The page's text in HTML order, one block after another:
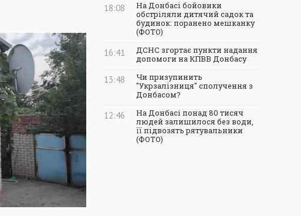
18:08
На Донбасі бойовики
обстріляли дитячий садок та
будинок: поранено мешканку
(ФОТО)
16:41
ДСНС згортає пункти надання
допомоги на КПВВ Донбасу
13:48
Чи призупинить
"Укрзалізниця" сполучення з
Донбасом?
12:46
На Донбасі понад 80 тисяч
людей залишилося без води,
її підвозять рятувальники
(ФОТО)